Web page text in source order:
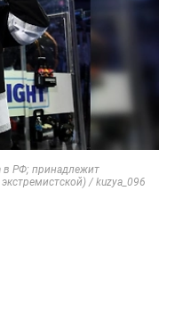
в РФ; принадлежит
/ kuzya_096